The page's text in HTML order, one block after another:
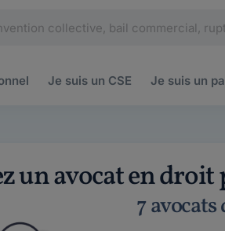
Je suis un CSE Je suis un
un avocat en
7